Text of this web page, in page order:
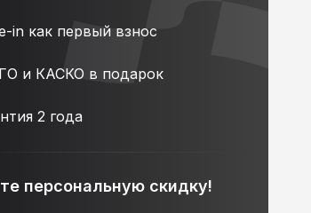
in как первый взнос
и КАСКО в подарок
2 года
персональную скидку!